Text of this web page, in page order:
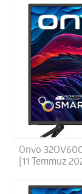
Onvo
[11 Temmuz